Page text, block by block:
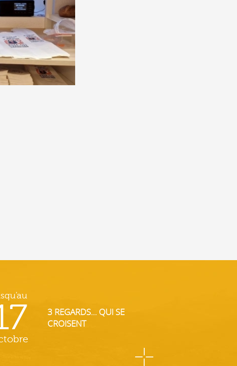
3 REGARDS... QUI SE
CROISENT